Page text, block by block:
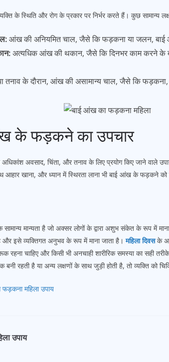
के स्थिति और रोग के प्रकार पर निर्भर करते हैं। कुछ सामान्य
आंख की अनियमित चाल, जैसे कि फड़कना या जलन,
अत्यधिक आंख की थकान, जैसे कि दिनभर काम करने
तनाव के दौरान, आंख की असामान्य चाल, जैसे कि
के फड़कने का उपचार
अवसाद, चिंता, और तनाव के लिए प्रयोग किए जाने वाले
आहार खाना, और ध्यान में स्थिरता लाना भी बाई आंख के फड़कने
मान्यता है जो अक्सर लोगों के द्वारा अशुभ संकेत के रूप में
है और इसे व्यक्तिगत अनुभव के रूप में माना जाता है।महिला दिवसके
रहना चाहिए और किसी भी अनचाही शारीरिक समस्या का सही
रहती है या अन्य लक्षणों के साथ जुड़ी होती है, तो व्यक्ति को
फड़कना महिला उपाय
उपाय